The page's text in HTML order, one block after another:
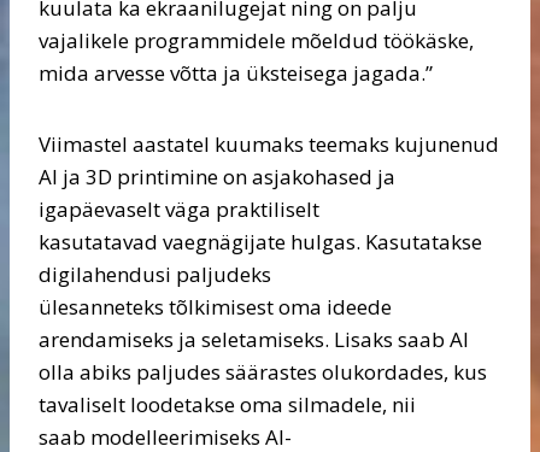
kuulata ka ekraanilugejat ning on palju
vajalikele programmidele mõeldud töökäske,
mida arvesse võtta ja üksteisega jagada.”
Viimastel aastatel kuumaks teemaks kujunenud
AI ja 3D printimine on asjakohased ja
igapäevaselt väga praktiliselt
kasutatavad vaegnägijate hulgas. Kasutatakse
digilahendusi paljudeks
ülesanneteks tõlkimisest oma ideede
arendamiseks ja seletamiseks. Lisaks saab AI
olla abiks paljudes säärastes olukordades, kus
tavaliselt loodetakse oma silmadele, nii
saab modelleerimiseks AI-